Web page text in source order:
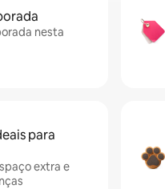
nesta
para
extra e